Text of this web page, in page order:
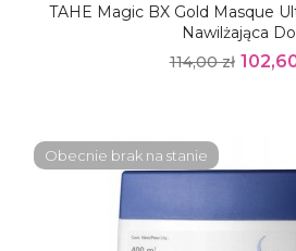
TAHE Magic BX Gold Masque
Nawilżająca
114,00 zł
Obecnie brak na stanie